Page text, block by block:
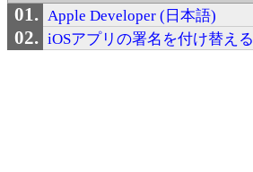
Apple Developer (日本語)
iOSアプリの署名を付け替える